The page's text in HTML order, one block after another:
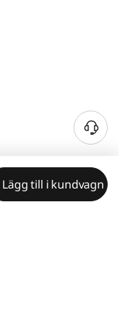
Lägg till i kundvagn